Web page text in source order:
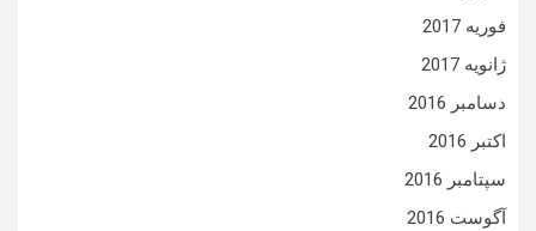
فوریه 2017
ژانویه 2017
دسامبر 2016
اکتبر 2016
سپتامبر 2016
آگوست 2016